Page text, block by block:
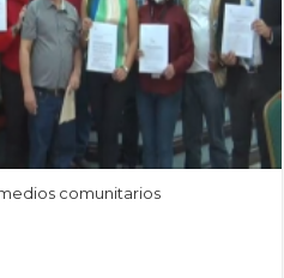
comunitarios